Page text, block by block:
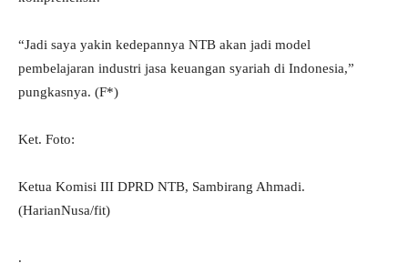
“Jadi saya yakin kedepannya NTB akan jadi model
pembelajaran industri jasa keuangan syariah di Indonesia,”
pungkasnya. (F*)
Ket. Foto:
Ketua Komisi III DPRD NTB, Sambirang Ahmadi.
(HarianNusa/fit)
.